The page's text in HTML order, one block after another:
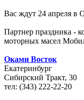
Вас ждут 24 апреля в
Партнер праздника -
моторных масел
Оками Восток
Екатеринбург
Сибирский Тракт, 30
тел: (343) 222-22-20